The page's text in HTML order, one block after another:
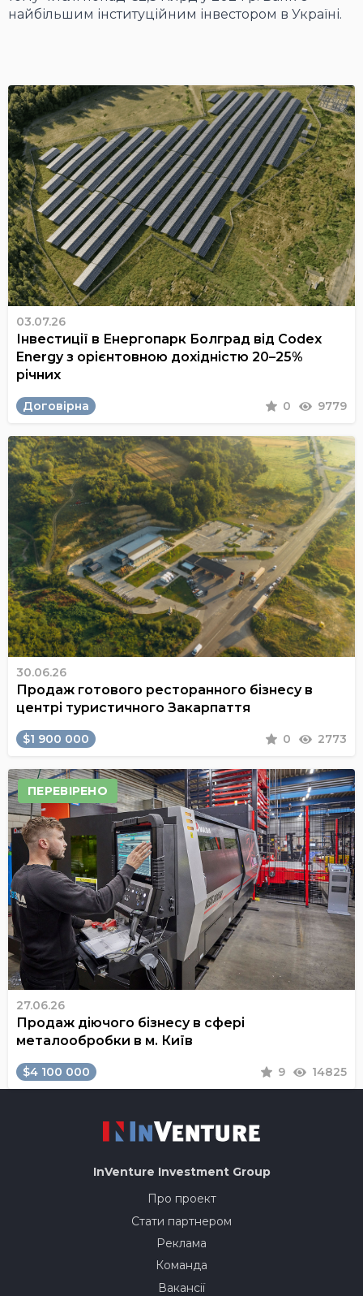
найбільшим інституційним інвестором в Україні.
03.07.26
Інвестиції в Енергопарк Болград від Codex
Energy з орієнтовною дохідністю 20–25%
річних
Договірна 0 9779
30.06.26
Продаж готового ресторанного бізнесу в
центрі туристичного Закарпаття
$1 900 000 0 2773
ПЕРЕВІРЕНО
27.06.26
Продаж діючого бізнесу в сфері
металообробки в м. Київ
$4 100 000 9 14825
InVenture Investment Group
Про проект
Стати партнером
Реклама
Команда
Вакансії